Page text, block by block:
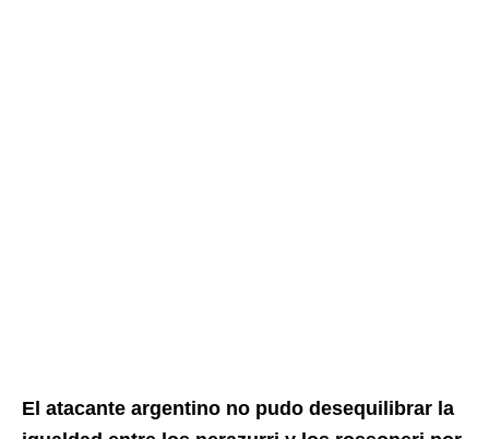
El atacante argentino no pudo desequilibrar la